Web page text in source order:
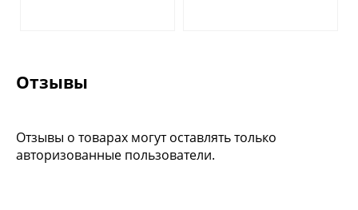
Отзывы
Отзывы о товарах могут оставлять только
авторизованные пользователи.